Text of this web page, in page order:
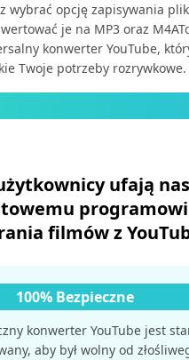
wybrać opcję zapisywania
je na MP3 oraz
konwerter YouTube,
Twoje potrzeby rozrywkowe.
ufają
filmów z
100% Bezpieczne
konwerter YouTube jest
aby był wolny od